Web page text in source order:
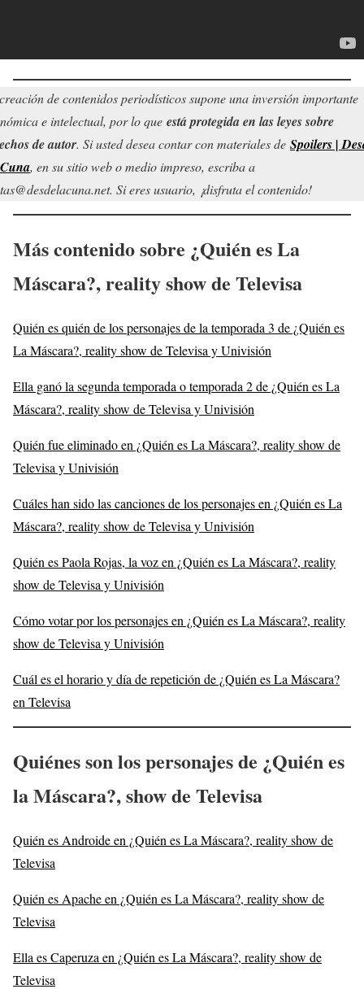
de contenidos periodísticos supone una inversión importante
e intelectual, por lo que está protegida en las leyes sobre
de autor. Si usted desea contar con materiales de Spoilers |
, en su sitio web o medio impreso, escriba a
Si eres usuario, ¡disfruta el contenido!
Más contenido sobre ¿Quién es La
Máscara?, reality show de Televisa
Quién es quién de los personajes de la temporada 3 de ¿Quién es
La Máscara?, reality show de Televisa y Univisión
Ella ganó la segunda temporada o temporada 2 de ¿Quién es La
Máscara?, reality show de Televisa y Univisión
Quién fue eliminado en ¿Quién es La Máscara?, reality show de
Televisa y Univisión
Cuáles han sido las canciones de los personajes en ¿Quién es La
Máscara?, reality show de Televisa y Univisión
Quién es Paola Rojas, la voz en ¿Quién es La Máscara?, reality
show de Televisa y Univisión
Cómo votar por los personajes en ¿Quién es La Máscara?, reality
show de Televisa y Univisión
Cuál es el horario y día de repetición de ¿Quién es La Máscara?
en Televisa
Quiénes son los personajes de ¿Quién es
la Máscara?, show de Televisa
Quién es Androide en ¿Quién es La Máscara?, reality show de
Televisa
Quién es Apache en ¿Quién es La Máscara?, reality show de
Televisa
Ella es Caperuza en ¿Quién es La Máscara?, reality show de
Televisa